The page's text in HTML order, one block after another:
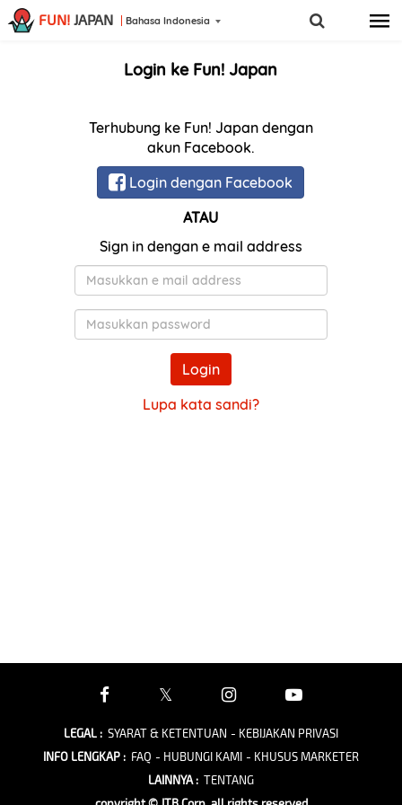
FUN! JAPAN Bahasa Indonesia
Login ke Fun! Japan
Terhubung ke Fun! Japan dengan
akun Facebook.
Login dengan Facebook
ATAU
Sign in dengan e mail address
E-
Mail
Kata
Sandi
Login
Lupa kata sandi?
LEGAL: SYARAT & KETENTUAN - KEBIJAKAN PRIVASI
INFO LENGKAP: FAQ - HUBUNGI KAMI - KHUSUS MARKETER
LAINNYA: TENTANG